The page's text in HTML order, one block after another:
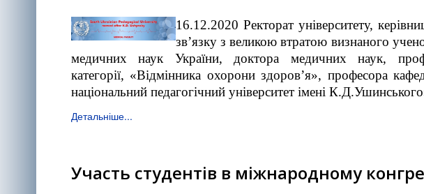
16.12.2020 Ректорат університету,
зв’язку з великою втратою визнаного
медичних наук України, доктора медичних наук,
категорії, «Відмінника охорони здоров’я», професора
національний педагогічний університет імені
Детальніше...
Участь студентів в міжнародному